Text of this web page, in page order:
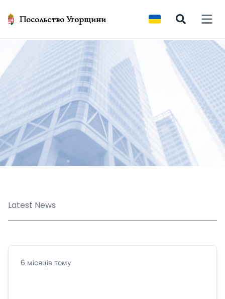
Посольство Угорщини Open
Latest News
6 місяців тому